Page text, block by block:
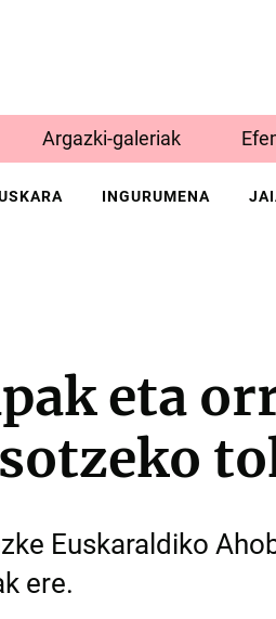
Argazki-galeriak
INGURUMENA
eta
Euskaraldiko
ere.